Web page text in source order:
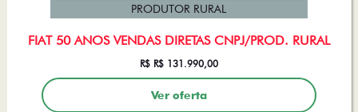
FIAT 50 ANOS VENDAS DIRETAS CNPJ/PROD. RURAL
PRODUTOR RURAL
R$ R$ 131.990,00
Ver oferta